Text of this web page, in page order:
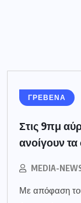
ΓΡΕΒΕΝΑ
Στις 9πμ
ανοίγουν
MEDIA-
Με απόφαση